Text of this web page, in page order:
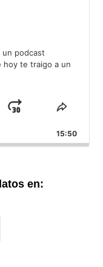
un podcast
hoy te traigo a un
Avanzar
15:50
en: